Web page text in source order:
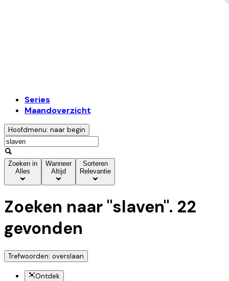
Series
Maandoverzicht
Hoofdmenu: naar begin
Zoeken in
Alles
Wanneer
Altijd
Sorteren
Relevantie
Zoeken naar "slaven". 22
gevonden
Trefwoorden: overslaan
Ontdek